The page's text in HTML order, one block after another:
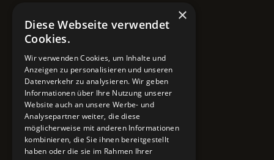
Kontaktdaten
Lavesstraße 82
30159 Hannover
Email
info@mobile-4you.de
Telefon
×
Diese Webseite verwendet
Cookies.
Wir verwenden Cookies, um Inhalte und
Anzeigen zu personalisieren und unseren
Datenverkehr zu analysieren. Wir geben
Informationen über Ihre Nutzung unserer
Website auch an unsere Werbe- und
Analysepartner weiter, die diese
möglicherweise mit anderen Informationen
kombinieren, die Sie ihnen bereitgestellt
haben oder die sie im Rahmen Ihrer